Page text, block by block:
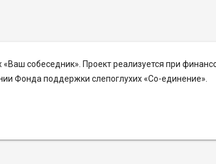
собеседник». Проект реализуется при
Фонда поддержки слепоглухих «Со-единение».